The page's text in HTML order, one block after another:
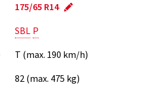
175/65 R14
SBL P
T (max. 190 km/h)
82 (max. 475 kg)